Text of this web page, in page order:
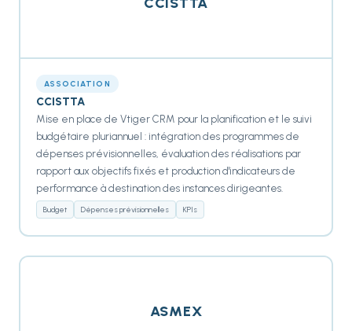
ASSOCIATION
CCISTTA
Mise en place de Vtiger CRM pour la planification et le suivi
budgétaire pluriannuel : intégration des programmes de
dépenses prévisionnelles, évaluation des réalisations par
rapport aux objectifs fixés et production d'indicateurs de
performance à destination des instances dirigeantes.
Budget Dépenses prévisionnelles KPIs
ASMEX